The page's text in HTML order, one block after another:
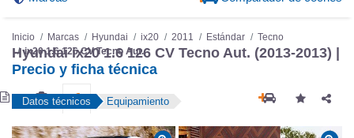
Inicio Marcas Hyundai ix20 2011 Estándar
Tecno
ix20 1.6 126 CV Tecno Aut.
Hyundai ix20 1.6 126 CV Tecno Aut. (2013-2013) |
Precio y ficha técnica
Datos técnicos Equipamiento